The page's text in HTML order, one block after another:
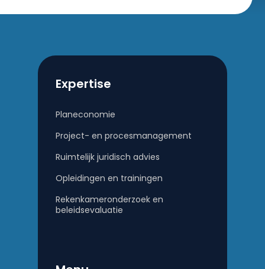
Expertise
Planeconomie
Project- en procesmanagement
Ruimtelijk juridisch advies
Opleidingen en trainingen
Rekenkameronderzoek en
beleidsevaluatie